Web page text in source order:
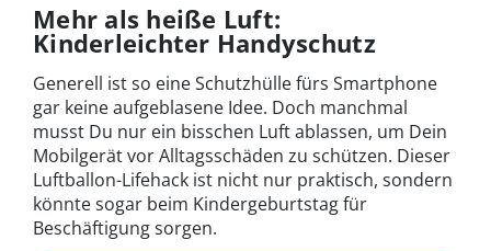
Mehr als heiße Luft:
Kinderleichter Handyschutz
Generell ist so eine Schutzhülle fürs Smartphone
gar keine aufgeblasene Idee. Doch manchmal
musst Du nur ein bisschen Luft ablassen, um Dein
Mobilgerät vor Alltagsschäden zu schützen. Dieser
Luftballon-Lifehack ist nicht nur praktisch, sondern
könnte sogar beim Kindergeburtstag für
Beschäftigung sorgen.